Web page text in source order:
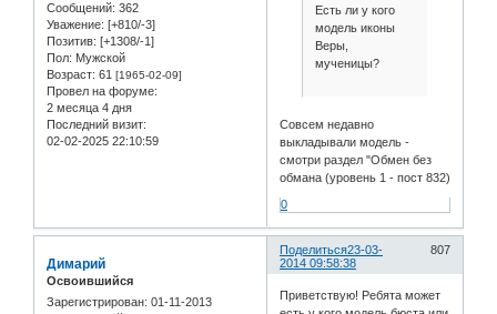
Сообщений: 362
Уважение: [+810/-3]
Позитив: [+1308/-1]
Пол: Мужской
Возраст: 61 [1965-02-09]
Провел на форуме:
2 месяца 4 дня
Последний визит:
02-02-2025 22:10:59
Есть ли у кого
модель иконы
Веры,
мученицы?
Совсем недавно
выкладывали модель -
смотри раздел "Обмен без
обмана (уровень 1 - пост 832)
0
Поделиться 807
23-03-
2014 09:58:38
Димарий
Освоившийся
Зарегистрирован: 01-11-2013
Приветствую! Ребята может